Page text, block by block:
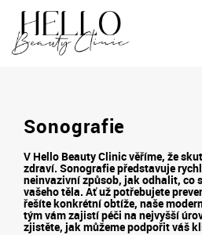
Sonografie
V Hello Beauty Clinic věříme, že
zdraví. Sonografie představuje
neinvazivní způsob, jak odhalit, co
vašeho těla. Ať už potřebujete
řešíte konkrétní obtíže, naše
tým vám zajistí péči na nejvyšší
zjistěte, jak můžeme podpořit váš